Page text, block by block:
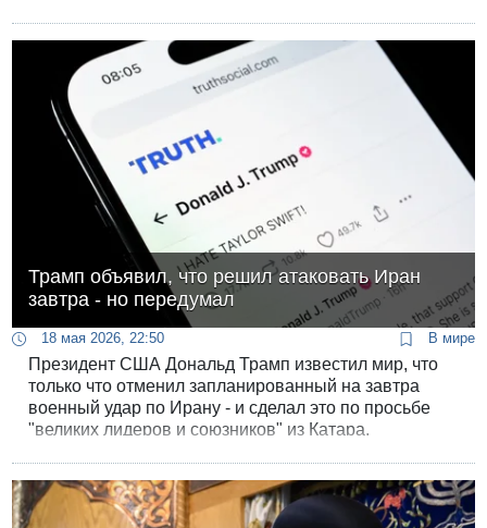
Трамп объявил, что решил атаковать Иран
завтра - но передумал
18 мая 2026, 22:50 В мире
Президент США Дональд Трамп известил мир, что
только что отменил запланированный на завтра
военный удар по Ирану - и сделал это по просьбе
"великих лидеров и союзников" из Катара,